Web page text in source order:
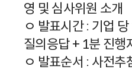
영 및 심사위원 소개
ㅇ 발표시간 : 기업
질의응답 + 1분 진행
ㅇ 발표순서 : 사전추